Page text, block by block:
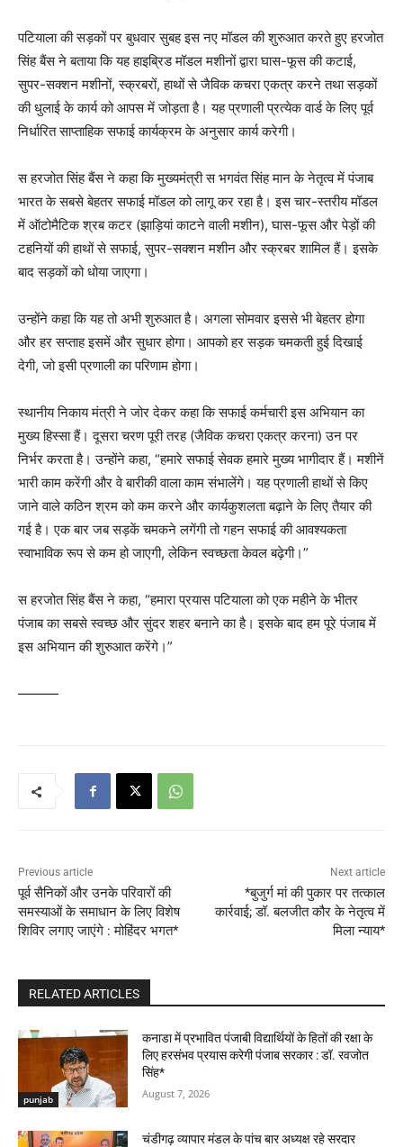
पटियाला की सड़कों पर बुधवार सुबह इस नए मॉडल की शुरुआत करते हुए हरजोत
सिंह बैंस ने बताया कि यह हाइब्रिड मॉडल मशीनों द्वारा घास-फूस की कटाई,
सुपर-सक्शन मशीनों, स्क्रबरों, हाथों से जैविक कचरा एकत्र करने तथा सड़कों
की धुलाई के कार्य को आपस में जोड़ता है। यह प्रणाली प्रत्येक वार्ड के लिए पूर्व
निर्धारित साप्ताहिक सफाई कार्यक्रम के अनुसार कार्य करेगी।
स हरजोत सिंह बैंस ने कहा कि मुख्यमंत्री स भगवंत सिंह मान के नेतृत्व में पंजाब
भारत के सबसे बेहतर सफाई मॉडल को लागू कर रहा है। इस चार-स्तरीय मॉडल
में ऑटोमैटिक श्रब कटर (झाड़ियां काटने वाली मशीन), घास-फूस और पेड़ों की
टहनियों की हाथों से सफाई, सुपर-सक्शन मशीन और स्क्रबर शामिल हैं। इसके
बाद सड़कों को धोया जाएगा।
उन्होंने कहा कि यह तो अभी शुरुआत है। अगला सोमवार इससे भी बेहतर होगा
और हर सप्ताह इसमें और सुधार होगा। आपको हर सड़क चमकती हुई दिखाई
देगी, जो इसी प्रणाली का परिणाम होगा।
स्थानीय निकाय मंत्री ने जोर देकर कहा कि सफाई कर्मचारी इस अभियान का
मुख्य हिस्सा हैं। दूसरा चरण पूरी तरह (जैविक कचरा एकत्र करना) उन पर
निर्भर करता है। उन्होंने कहा, “हमारे सफाई सेवक हमारे मुख्य भागीदार हैं। मशीनें
भारी काम करेंगी और वे बारीकी वाला काम संभालेंगे। यह प्रणाली हाथों से किए
जाने वाले कठिन श्रम को कम करने और कार्यकुशलता बढ़ाने के लिए तैयार की
गई है। एक बार जब सड़कें चमकने लगेंगी तो गहन सफाई की आवश्यकता
स्वाभाविक रूप से कम हो जाएगी, लेकिन स्वच्छता केवल बढ़ेगी।”
स हरजोत सिंह बैंस ने कहा, “हमारा प्रयास पटियाला को एक महीने के भीतर
पंजाब का सबसे स्वच्छ और सुंदर शहर बनाने का है। इसके बाद हम पूरे पंजाब में
इस अभियान की शुरुआत करेंगे।”
———
Previous article
पूर्व सैनिकों और उनके परिवारों की
समस्याओं के समाधान के लिए विशेष
शिविर लगाए जाएंगे : मोहिंदर भगत*
Next article
*बुजुर्ग मां की पुकार पर तत्काल
कार्रवाई; डॉ. बलजीत कौर के नेतृत्व में
मिला न्याय*
RELATED ARTICLES
punjab
कनाडा में प्रभावित पंजाबी विद्यार्थियों के हितों की रक्षा के
लिए हरसंभव प्रयास करेगी पंजाब सरकार : डॉ. रवजोत
सिंह*
August 7, 2026
चंडीगढ़ व्यापार मंडल के पांच बार अध्यक्ष रहे सरदार